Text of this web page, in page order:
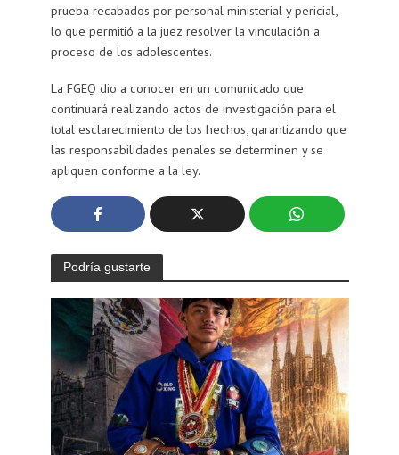
prueba recabados por personal ministerial y pericial,
lo que permitió a la juez resolver la vinculación a
proceso de los adolescentes.
La FGEQ dio a conocer en un comunicado que
continuará realizando actos de investigación para el
total esclarecimiento de los hechos, garantizando que
las responsabilidades penales se determinen y se
apliquen conforme a la ley.
Podría gustarte